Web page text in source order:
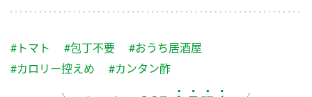
ふりかけ
かおりの蔵
つゆ
鍋なび
納豆のサイト
水の文化センター（アーカイブ）
お客様相談センター
#トマト #包丁不要
#おうち居酒屋
#カロリー控えめ
#カンタン酢